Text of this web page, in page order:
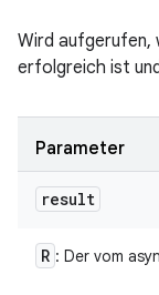
Wird aufgerufen,
erfolgreich ist
Parameter
result
R : Der vom